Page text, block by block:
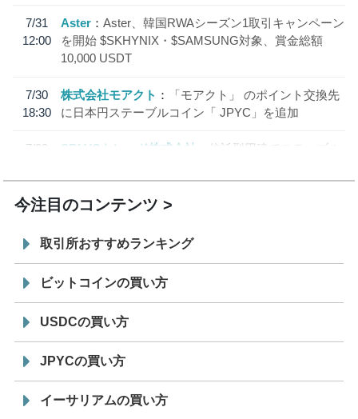
7/31
12:00
Aster
Aster、韓国RWAシーズン1取引キャンペーン
を開始 $SKHYNIX・$SAMSUNG対象、賞金総額
10,000 USDT
7/30
18:30
株式会社モアクト
「モアクト」 のポイント交換先
に日本円ステーブルコイン「 JPYC」を追加
7/29
SBI VCトレード株式会社
信託型円建てステーブル
今注目のコンテンツ
取引所おすすめランキング
ビットコインの買い方
USDCの買い方
JPYCの買い方
イーサリアムの買い方